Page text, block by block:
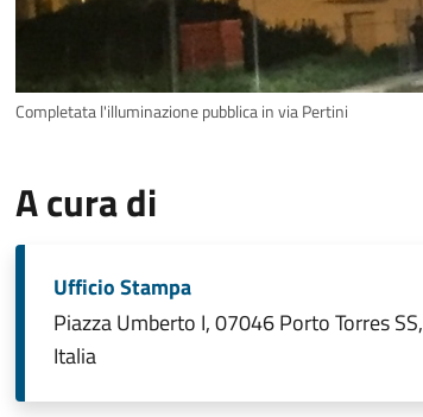
Completata l'illuminazione pubblica in via Pertini
A cura di
Ufficio Stampa
Piazza Umberto I, 07046 Porto Torres SS,
Italia